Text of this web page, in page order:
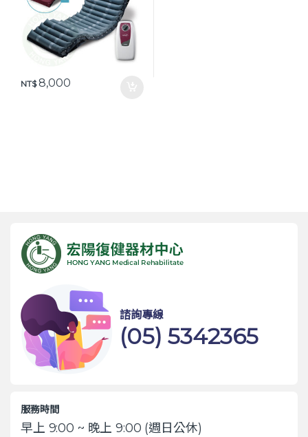
NT$8,000
諮詢專線
(05) 5342365
服務時間
早上 9:00 ~ 晚上 9:00 (週日公休)